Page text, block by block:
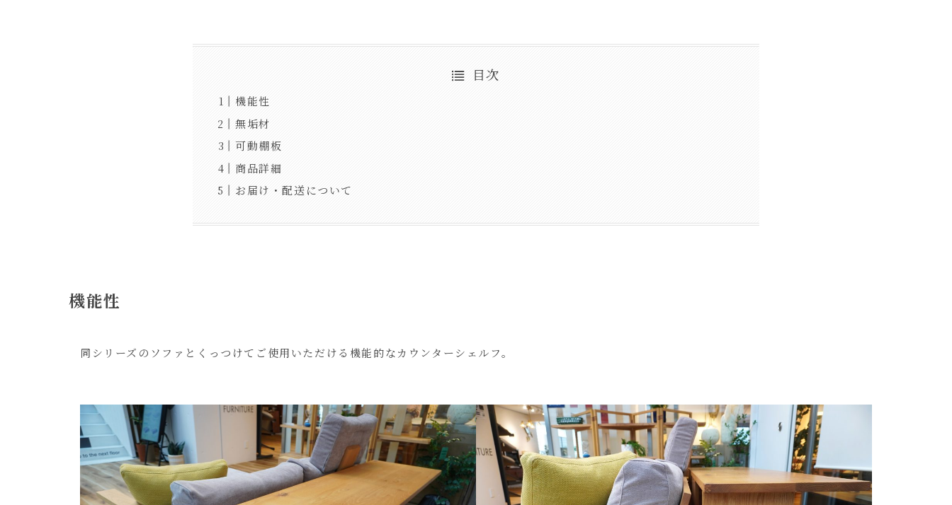
目次
機能性
無垢材
可動棚板
商品詳細
お届け・配送について
機能性
同シリーズのソファとくっつけてご使用いただける機能的なカウンターシェルフ。